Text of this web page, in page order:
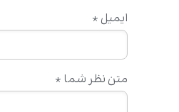
متن نظر شما *
ایمیل *